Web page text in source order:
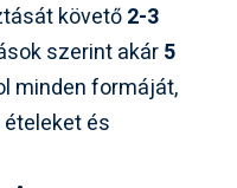
követő2-3
szerint akár5
minden formáját,
és